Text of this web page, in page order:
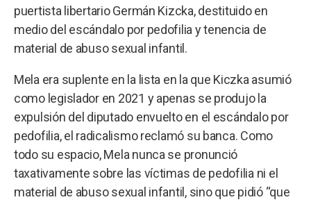
puertista libertario Germán Kizcka, destituido en
medio del escándalo por pedofilia y tenencia de
material de abuso sexual infantil.
Mela era suplente en la lista en la que Kiczka asumió
como legislador en 2021 y apenas se produjo la
expulsión del diputado envuelto en el escándalo por
pedofilia, el radicalismo reclamó su banca. Como
todo su espacio, Mela nunca se pronunció
taxativamente sobre las víctimas de pedofilia ni el
material de abuso sexual infantil, sino que pidió “que